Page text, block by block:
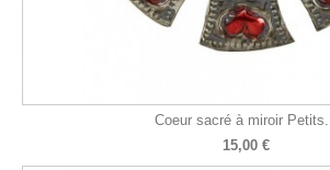
Coeur sacré à miroir Petits...
15,00 €